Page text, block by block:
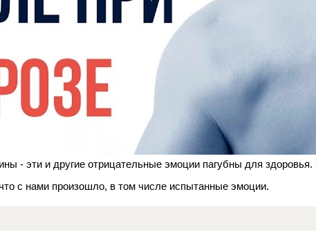
- эти и другие отрицательные эмоции пагубны для
с нами произошло, в том числе испытанные эмоции.